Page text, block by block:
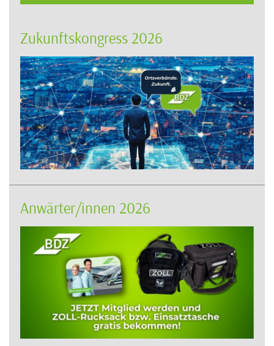
Zukunftskongress 2026
Anwärter/innen 2026